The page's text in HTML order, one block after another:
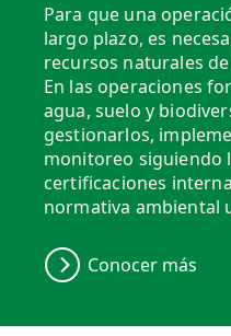
Para que una
largo plazo, es
recursos naturales
En las operaciones
agua, suelo y
gestionarlos,
monitoreo siguiendo
certificaciones
normativa ambiental
Conocer más